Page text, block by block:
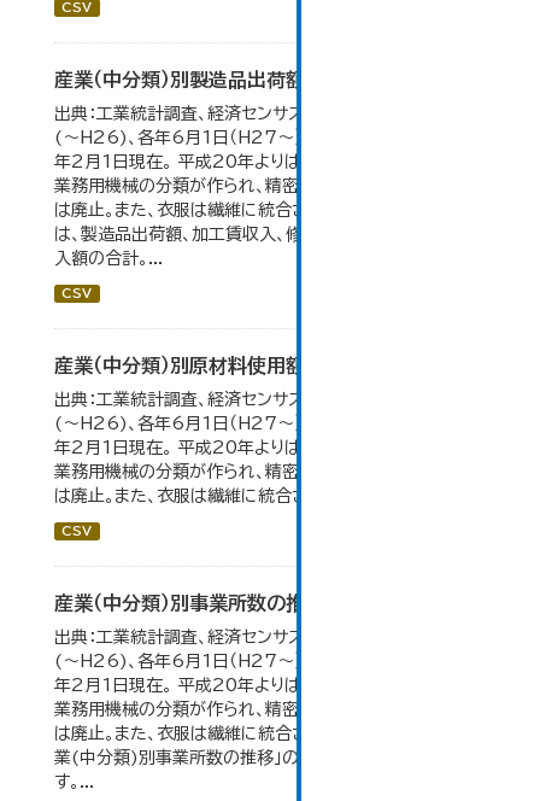
CSV
産業（中分類）別製造品出荷額等の推移
出典：工業統計調査、経済センサス。 各年12月31日現在
(～H26)、各年6月1日（H27～）・平成23年のみ平成24
年2月1日現在。 平成20年よりはん用機械、生産用機械、
業務用機械の分類が作られ、精密機械、一般用機械の分類
は廃止。また、衣服は繊維に統合された。 製造品出荷額等
は、製造品出荷額、加工賃収入、修理料収入額、その他の収
入額の合計。...
CSV
産業（中分類）別原材料使用額等の推移
出典：工業統計調査、経済センサス。 各年12月31日現在
(～H26)、各年6月1日（H27～）・平成23年のみ平成24
年2月1日現在。 平成20年よりはん用機械、生産用機械、
業務用機械の分類が作られ、精密機械、一般用機械の分類
は廃止。また、衣服は繊維に統合された。...
CSV
産業（中分類）別事業所数の推移
出典：工業統計調査、経済センサス。各年12月31日現在
(～H26)、各年6月1日（H27～）・平成23年のみ平成24
年2月1日現在。 平成20年よりはん用機械、生産用機械、
業務用機械の分類が作られ、精密機械、一般用機械の分類
は廃止。また、衣服は繊維に統合された。 大仙市の統計「産
業(中分類)別事業所数の推移」のデータを参照していま
す。...